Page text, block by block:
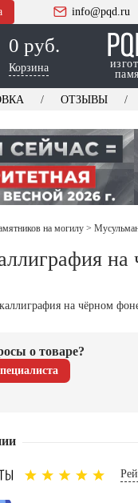
info@pqd.ru
0 руб.
Корзина
ОТЗЫВЫ
на могилу >
о товаре?